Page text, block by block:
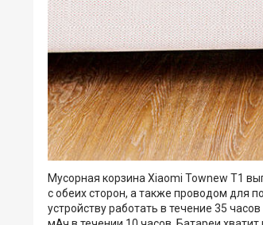
Мусорная корзина Xiaomi Townew T1
с обеих сторон, а также проводом для
устройству работать в течение 35